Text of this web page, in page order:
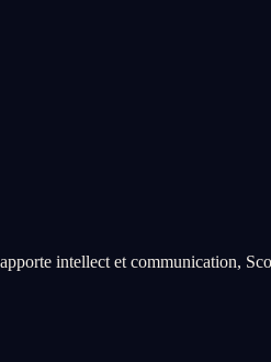
intellect et communication,